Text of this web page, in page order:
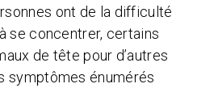
ont de la difficulté
se concentrer, certains
de tête pour d’autres
symptômes énumérés